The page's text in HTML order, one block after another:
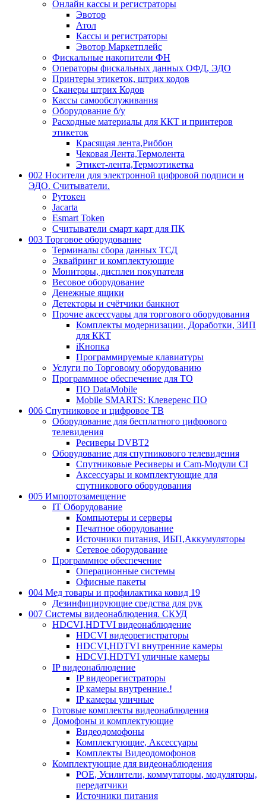
Онлайн кассы и регистраторы
Эвотор
Атол
Кассы и регистраторы
Эвотор Маркетплейс
Фискальные накопители ФН
Операторы фискальных данных ОФД, ЭДО
Принтеры этикеток, штрих кодов
Сканеры штрих Кодов
Кассы самообслуживания
Оборудование б/у
Расходные материалы для ККТ и принтеров
этикеток
Красящая лента,Риббон
Чековая Лента,Термолента
Этикет-лента,Термоэтикетка
002 Носители для электронной цифровой подписи и
ЭДО. Считыватели.
Рутокен
Jacarta
Esmart Token
Считыватели смарт карт для ПК
003 Торговое оборудование
Терминалы сбора данных ТСД
Эквайринг и комплектующие
Мониторы, дисплеи покупателя
Весовое оборудование
Денежные ящики
Детекторы и счётчики банкнот
Прочие аксессуары для торгового оборудования
Комплекты модернизации, Доработки, ЗИП
для ККТ
iКнопка
Программируемые клавиатуры
Услуги по Торговому оборудованию
Программное обеспечение для ТО
ПО DataMobile
Mobile SMARTS: Клеверенс ПО
006 Спутниковое и цифровое ТВ
Оборудование для бесплатного цифрового
телевидения
Ресиверы DVBT2
Оборудование для спутникового телевидения
Спутниковые Ресиверы и Cam-Модули CI
Аксессуары и комплектующие для
спутникового оборудования
005 Импортозамещение
IT Оборудование
Компьютеры и серверы
Печатное оборудование
Источники питания, ИБП,Аккумуляторы
Сетевое оборудование
Программное обеспечение
Операционные системы
Офисные пакеты
004 Мед товары и профилактика ковид 19
Дезинфицирующие средства для рук
007 Системы видеонаблюдения. СКУД
HDCVI,HDTVI видеонаблюдение
HDCVI видеорегистраторы
HDCVI,HDTVI внутренние камеры
HDCVI,HDTVI уличные камеры
IP видеонаблюдение
IP видеорегистраторы
IP камеры внутренние.!
IP камеры уличные
Готовые комплекты видеонаблюдения
Домофоны и комплектующие
Видеодомофоны
Комплектующие, Аксессуары
Комплекты Видеодомофонов
Комплектующие для видеонаблюдения
POE, Усилители, коммутаторы, модуляторы,
передатчики
Источники питания